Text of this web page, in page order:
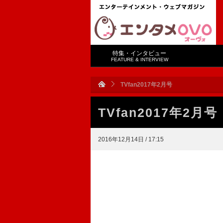
特集・インタビュー
FEATURE & INTERVIEW
TVfan2017年2月号
TVfan2017年2月号
2016年12月14日 / 17:15